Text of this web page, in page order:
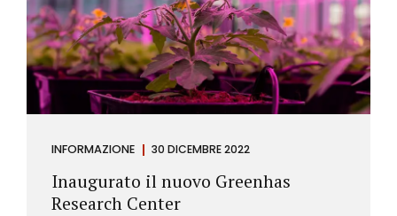
INFORMAZIONE 30 DICEMBRE 2022
Inaugurato il nuovo Greenhas
Research Center